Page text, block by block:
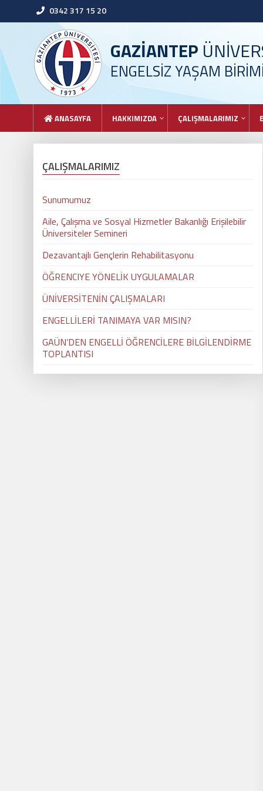
0342 317 15 20
GAZİANTEP
ENGELSİZ YAŞAM
ANASAYFA HAKKIMIZDA ÇALIŞMALARIMIZ
ÇALIŞMALARIMIZ
Sunumumuz
Aile, Çalışma ve Sosyal Hizmetler Bakanlığı Erişilebilir
Üniversiteler Semineri
Dezavantajlı Gençlerin Rehabilitasyonu
ÖĞRENCIYE YÖNELİK UYGULAMALAR
ÜNİVERSİTENİN ÇALIŞMALARI
ENGELLİLERİ TANIMAYA VAR MISIN?
GAÜN’DEN ENGELLİ ÖĞRENCİLERE BİLGİLENDİRME
TOPLANTISI